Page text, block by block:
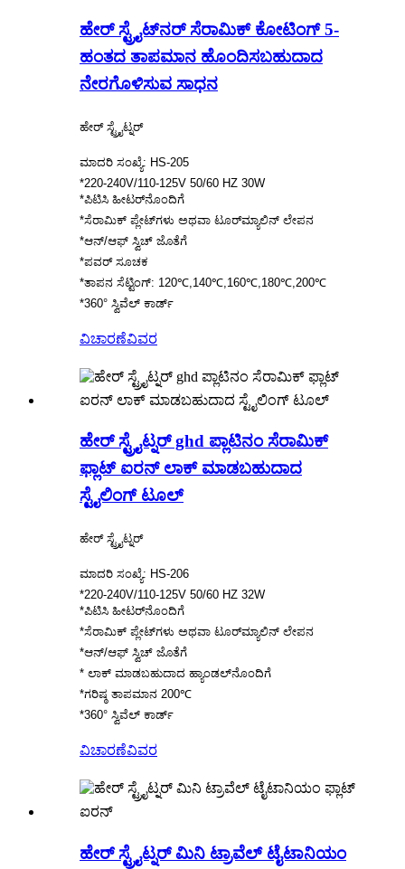
ಹೇರ್ ಸ್ಟ್ರೈಟ್‌ನರ್ ಸೆರಾಮಿಕ್ ಕೋಟಿಂಗ್ 5-
ಹಂತದ ತಾಪಮಾನ ಹೊಂದಿಸಬಹುದಾದ
ನೇರಗೊಳಿಸುವ ಸಾಧನ
ಹೇರ್ ಸ್ಟ್ರೈಟ್ನರ್
ಮಾದರಿ ಸಂಖ್ಯೆ: HS-205
*220-240V/110-125V 50/60 HZ 30W
*ಪಿಟಿಸಿ ಹೀಟರ್‌ನೊಂದಿಗೆ
*ಸೆರಾಮಿಕ್ ಪ್ಲೇಟ್‌ಗಳು ಅಥವಾ ಟೂರ್‌ಮ್ಯಾಲಿನ್ ಲೇಪನ
*ಆನ್/ಆಫ್ ಸ್ವಿಚ್ ಜೊತೆಗೆ
*ಪವರ್ ಸೂಚಕ
*ತಾಪನ ಸೆಟ್ಟಿಂಗ್: 120℃,140℃,160℃,180℃,200℃
*360° ಸ್ವಿವೆಲ್ ಕಾರ್ಡ್
ವಿಚಾರಣೆವಿವರ
ಹೇರ್ ಸ್ಟ್ರೈಟ್ನರ್ ghd ​​ಪ್ಲಾಟಿನಂ ಸೆರಾಮಿಕ್
ಫ್ಲಾಟ್ ಐರನ್ ಲಾಕ್ ಮಾಡಬಹುದಾದ
ಸ್ಟೈಲಿಂಗ್ ಟೂಲ್
ಹೇರ್ ಸ್ಟ್ರೈಟ್ನರ್
ಮಾದರಿ ಸಂಖ್ಯೆ: HS-206
*220-240V/110-125V 50/60 HZ 32W
*ಪಿಟಿಸಿ ಹೀಟರ್‌ನೊಂದಿಗೆ
*ಸೆರಾಮಿಕ್ ಪ್ಲೇಟ್‌ಗಳು ಅಥವಾ ಟೂರ್‌ಮ್ಯಾಲಿನ್ ಲೇಪನ
*ಆನ್/ಆಫ್ ಸ್ವಿಚ್ ಜೊತೆಗೆ
* ಲಾಕ್ ಮಾಡಬಹುದಾದ ಹ್ಯಾಂಡಲ್‌ನೊಂದಿಗೆ
*ಗರಿಷ್ಠ ತಾಪಮಾನ 200℃
*360° ಸ್ವಿವೆಲ್ ಕಾರ್ಡ್
ವಿಚಾರಣೆವಿವರ
ಹೇರ್ ಸ್ಟ್ರೈಟ್ನರ್ ಮಿನಿ ಟ್ರಾವೆಲ್ ಟೈಟಾನಿಯಂ